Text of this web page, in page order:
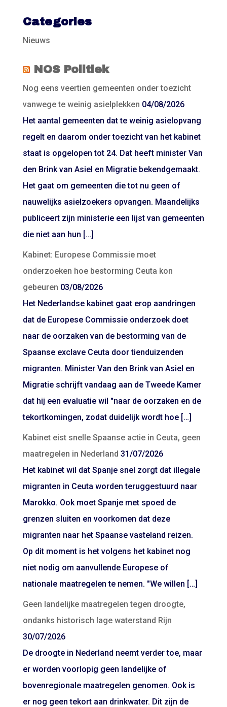
Categories
Nieuws
NOS Politiek
Nog eens veertien gemeenten onder toezicht
vanwege te weinig asielplekken 04/08/2026
Het aantal gemeenten dat te weinig asielopvang
regelt en daarom onder toezicht van het kabinet
staat is opgelopen tot 24. Dat heeft minister Van
den Brink van Asiel en Migratie bekendgemaakt.
Het gaat om gemeenten die tot nu geen of
nauwelijks asielzoekers opvangen. Maandelijks
publiceert zijn ministerie een lijst van gemeenten
die niet aan hun […]
Kabinet: Europese Commissie moet
onderzoeken hoe bestorming Ceuta kon
gebeuren 03/08/2026
Het Nederlandse kabinet gaat erop aandringen
dat de Europese Commissie onderzoek doet
naar de oorzaken van de bestorming van de
Spaanse exclave Ceuta door tienduizenden
migranten. Minister Van den Brink van Asiel en
Migratie schrijft vandaag aan de Tweede Kamer
dat hij een evaluatie wil "naar de oorzaken en de
tekortkomingen, zodat duidelijk wordt hoe […]
Kabinet eist snelle Spaanse actie in Ceuta, geen
maatregelen in Nederland 31/07/2026
Het kabinet wil dat Spanje snel zorgt dat illegale
migranten in Ceuta worden teruggestuurd naar
Marokko. Ook moet Spanje met spoed de
grenzen sluiten en voorkomen dat deze
migranten naar het Spaanse vasteland reizen.
Op dit moment is het volgens het kabinet nog
niet nodig om aanvullende Europese of
nationale maatregelen te nemen. "We willen […]
Geen landelijke maatregelen tegen droogte,
ondanks historisch lage waterstand Rijn
30/07/2026
De droogte in Nederland neemt verder toe, maar
er worden voorlopig geen landelijke of
bovenregionale maatregelen genomen. Ook is
er nog geen tekort aan drinkwater. Dit zijn de